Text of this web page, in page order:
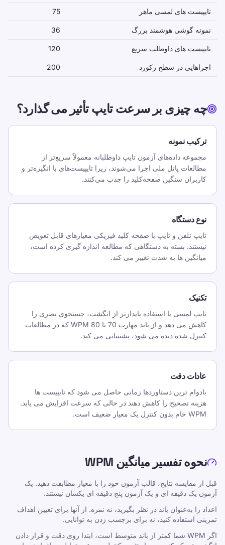
تایپ لمسی با مهارت بالا جدا می کند تا از ترکیب
زمینه ها جلوگیری کند.
FAQ
یک معیار عملی روزمره برای تایپ کامپیوتری
30 تا 40 پایین است.
تایپیست های حرفه ای چقدر سریع تایپ می کنند؟
WPM حرکت می کنند و سریع ترین تایپیست های
داوطلب در مجموعه داده های بزرگ می توانند از
120 WPM فراتر بروند.
تایپ سریع چیست؟
برای اکثر افراد غیرمتخصص، 65 تا 80 WPM با
از معیارهای روزمره بزرگسالان است.
اشتراک‌گذاری در لینکدین
آمار
میانگین سرعت تایپ با دستگاه، نمونه و تکنیک به
می کند. مطمئن ترین راه برای خواندن معیار این
شخصی تلقی کنیم، بپرسیم از چه جمعیتی آمده
تایپیست های لمسی ماهر 75
نمونه گوشی هوشمند بزرگ 36
تایپیست های داوطلب سریع 120
اجراهایی در سطح رکورد 200
چه چیزی بر سرعت تایپ تأثیر می گذارد؟
ترکیب نمونه
مجموعه داده‌های آزمون تایپ داوطلبانه معمولاً سریع‌تر از
مطالعات پانل ملی اجرا می‌شوند، زیرا تایپیست‌های با انگیزه‌تر و
کاربران سنگین صفحه‌کلید را جذب می‌کنند.
نوع دستگاه
تایپ تلفن و تایپ با صفحه کلید فیزیکی معیارهای قابل تعویض
نیستند. بسته به دستگاهی که مطالعه اندازه گیری کرده است،
میانگین ها به شدت تغییر می کند.
تکنیک
تایپ لمسی با استفاده پایدارتر از انگشت، جستجوی بصری را
کاهش می دهد و از باند مهارت 70 تا 80 WPM که در مطالعات
کنترل شده دیده می شود، پشتیبانی می کند.
عادات دقت
بادوام ترین دستاوردها زمانی حاصل می شود که تایپیست ها
هزینه تصحیح را کاهش دهند در حالی که سرعت افزایش می یابد.
WPM خام بدون کنترل یک معیار ضعیف است.
نحوه تفسیر میانگین WPM
قبل از مقایسه نتایج، قالب آزمون خود را با معیار مطابقت دهید. یک
آزمون یک دقیقه ای و یک آزمون پنج دقیقه ای یکسان نیستند.
اعداد را به‌عنوان باند در نظر بگیرید، نه نمره. از آنها برای تعیین اهداف
تمرینی استفاده کنید، نه برای برچسب زدن به توانایی.
اگر WPM شما کمتر از باند متوسط ​​است، ابتدا روی دقت و قرار دادن